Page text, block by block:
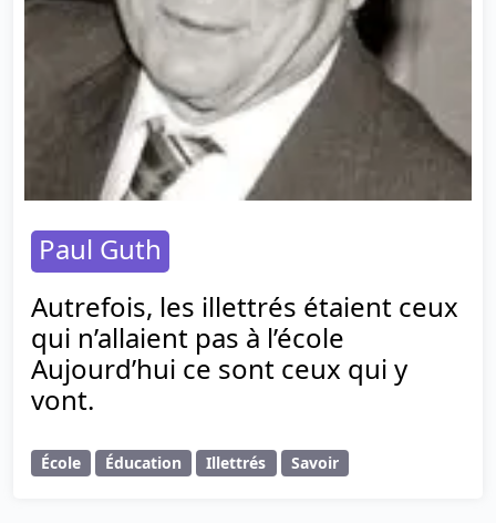
Paul Guth
Autrefois, les illettrés étaient ceux
qui n’allaient pas à l’école
Aujourd’hui ce sont ceux qui y
vont.
École Éducation Illettrés Savoir